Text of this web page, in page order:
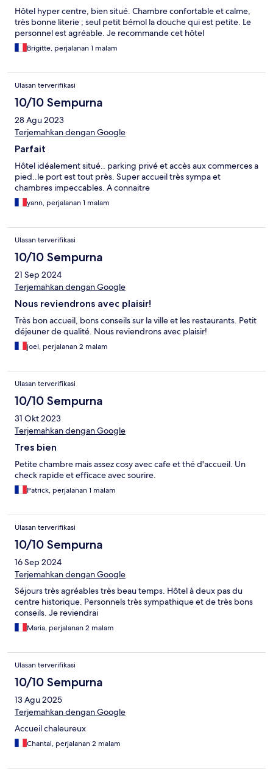
Hôtel hyper centre, bien situé. Chambre confortable et calme,
très bonne literie ; seul petit bémol la douche qui est petite. Le
personnel est agréable. Je recommande cet hôtel
Brigitte, perjalanan 1 malam
Ulasan terverifikasi
10/10 Sempurna
28 Agu 2023
Terjemahkan dengan Google
Parfait
Hôtel idéalement situé.. parking privé et accès aux commerces a
pied..le port est tout près. Super accueil très sympa et
chambres impeccables. A connaitre
yann, perjalanan 1 malam
Ulasan terverifikasi
10/10 Sempurna
21 Sep 2024
Terjemahkan dengan Google
Nous reviendrons avec plaisir!
Très bon accueil, bons conseils sur la ville et les restaurants. Petit
déjeuner de qualité. Nous reviendrons avec plaisir!
joel, perjalanan 2 malam
Ulasan terverifikasi
10/10 Sempurna
31 Okt 2023
Terjemahkan dengan Google
Tres bien
Petite chambre mais assez cosy avec cafe et thé d'accueil. Un
check rapide et efficace avec sourire.
Patrick, perjalanan 1 malam
Ulasan terverifikasi
10/10 Sempurna
16 Sep 2024
Terjemahkan dengan Google
Séjours très agréables très beau temps. Hôtel à deux pas du
centre historique. Personnels très sympathique et de très bons
conseils. Je reviendrai
Maria, perjalanan 2 malam
Ulasan terverifikasi
10/10 Sempurna
13 Agu 2025
Terjemahkan dengan Google
Accueil chaleureux
Chantal, perjalanan 2 malam